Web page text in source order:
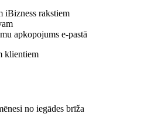
iBizness rakstiem
apkopojums e-pastā
klientiem
no iegādes brīža